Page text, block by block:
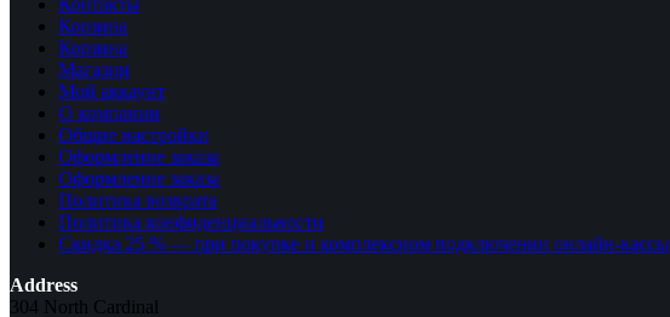
Контакты
Корзина
Корзина
Магазин
Мой аккаунт
О компании
Общие настройки
Оформление заказа
Оформление заказа
Политика возврата
Политика конфиденциальности
Скидка 25 % — при покупке и комплексном подключении онлайн-кассы
Address
304 North Cardinal